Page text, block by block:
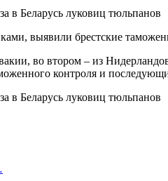
выявили брестские
во втором – из
контроля и